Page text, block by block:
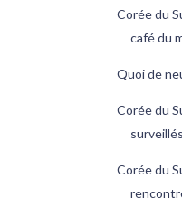
Corée du
café du
Quoi de
Corée du
surveillés
Corée du